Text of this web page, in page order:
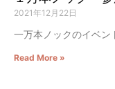
2021年12月22日
一万本ノックのイベン
Read More »